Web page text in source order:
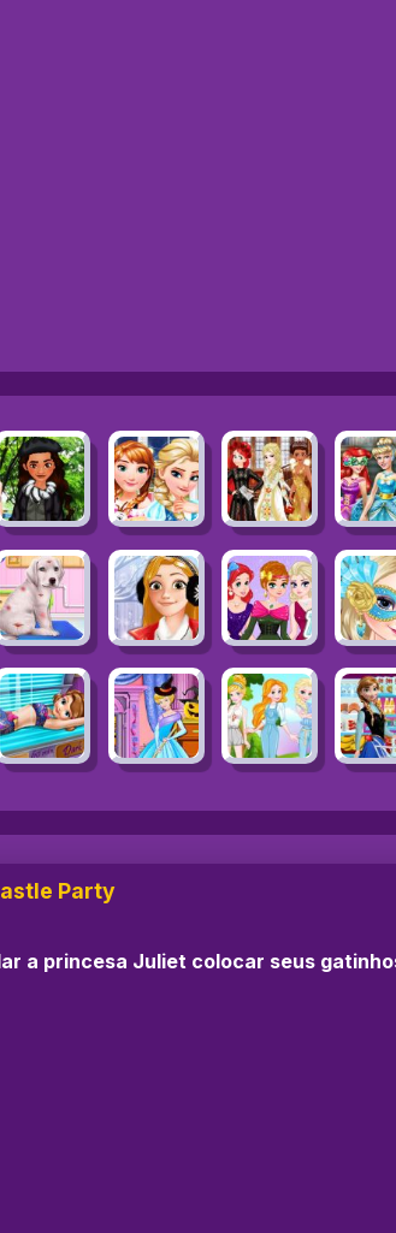
Party
a princesa Juliet colocar seus